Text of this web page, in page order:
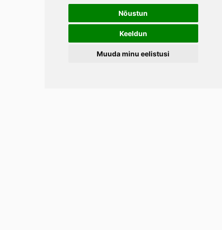
Nõustun
Keeldun
Muuda minu eelistusi